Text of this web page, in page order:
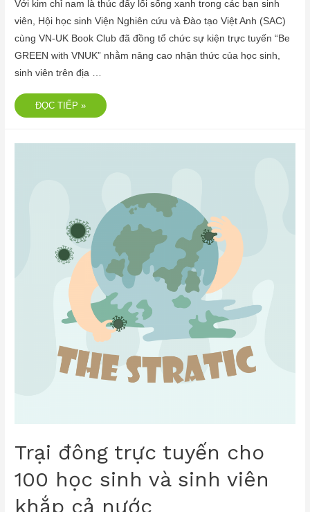
Với kim chỉ nam là thúc đẩy lối sống xanh trong các bạn sinh
viên, Hội học sinh Viện Nghiên cứu và Đào tạo Việt Anh (SAC)
cùng VN-UK Book Club đã đồng tổ chức sự kiện trực tuyến “Be
GREEN with VNUK” nhằm nâng cao nhận thức của học sinh,
sinh viên trên địa …
ĐỌC TIẾP »
Trại đông trực tuyến cho
100 học sinh và sinh viên
khắp cả nước